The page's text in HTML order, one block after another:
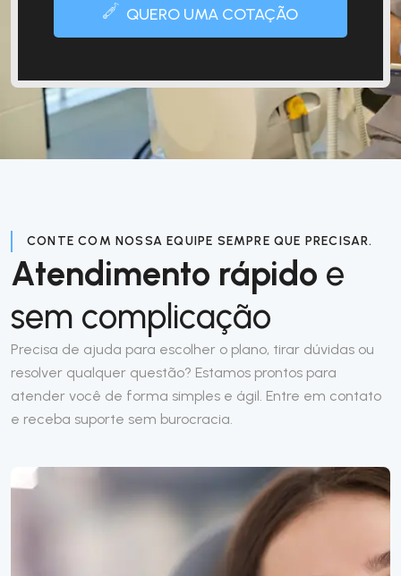
QUERO UMA COTAÇÃO
CONTE COM NOSSA EQUIPE SEMPRE QUE PRECISAR.
Atendimento rápido e
sem complicação
Precisa de ajuda para escolher o plano, tirar dúvidas ou
resolver qualquer questão? Estamos prontos para
atender você de forma simples e ágil. Entre em contato
e receba suporte sem burocracia.